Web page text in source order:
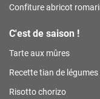
Confiture abricot
C'est de saison !
Tarte aux mûres
Recette tian de
Risotto chorizo